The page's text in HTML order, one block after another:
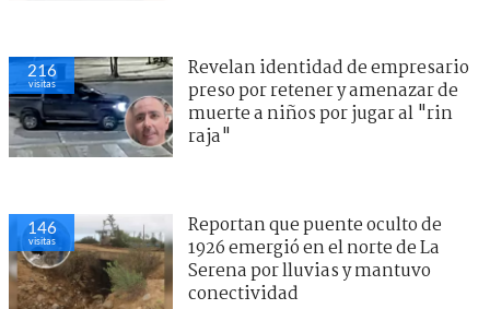
216
visitas
Revelan identidad de empresario
preso por retener y amenazar de
muerte a niños por jugar al "rin
raja"
146
visitas
Reportan que puente oculto de
1926 emergió en el norte de La
Serena por lluvias y mantuvo
conectividad